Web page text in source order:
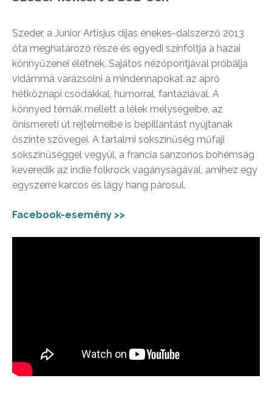
Szeder, a Junior Artisjus díjas énekes-dalszerző 2013
óta meghatározó része és egyedi színfoltja a hazai
könnyűzenei életnek. Sajátos nézőpontjával próbálja
vidámmá varázsolni a mindennapokat az apró
hétköznapi csodákkal, humorral, fantáziával. A
könnyed témák mellett a lélek mélységeibe, az
önismereti út rejtelmeibe is bepillantást nyújtanak
őszinte szövegei. A tartalmi sokszínűség műfaji
sokszínűséggel vegyül, a francia sanzonos bohémság
keveredik az indie folkrock vagányságával, amihez egy
egyszerre karcos és lágy hang párosul.
Facebook-esemény >>